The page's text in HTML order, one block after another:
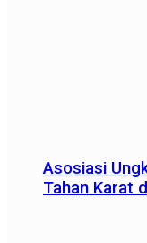
Asosiasi
Tahan Karat